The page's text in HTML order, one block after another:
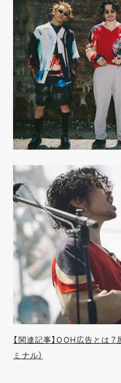
【関連記事】OOH広告とは
ミナル）